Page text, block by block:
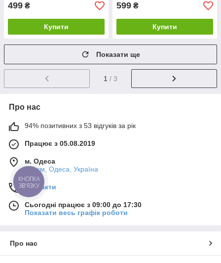
499 ₴
Купити
599 ₴
Купити
Показати ще
1 / 3
Про нас
94% позитивних з 53 відгуків за рік
Працює з 05.08.2019
м. Одеса
7-й км, Одеса, Україна
Контакти
Сьогодні працює з 09:00 до 17:30
Показати весь графік роботи
Про нас
КНОПКА
ЗВ'ЯЗКУ